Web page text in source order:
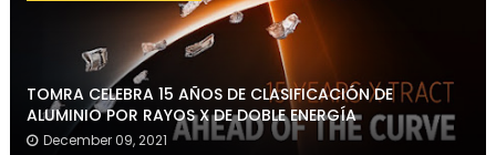
TOMRA CELEBRA 15 AÑOS DE CLASIFICACIÓN DE
ALUMINIO POR RAYOS X DE DOBLE ENERGÍA
December 09, 2021